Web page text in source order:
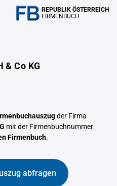
REPUBLIK ÖSTERREICH
FIRMENBUCH
& Co KG
der Firma
mit der Firmenbuchnummer
Firmenbuch.
abfragen